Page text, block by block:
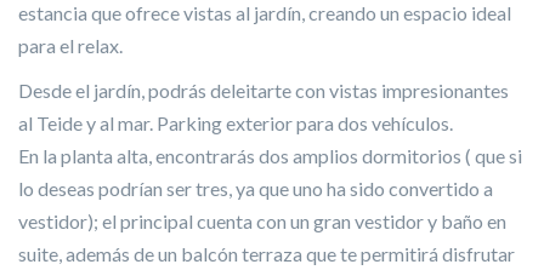
estancia que ofrece vistas al jardín, creando un espacio ideal
para el relax.
Desde el jardín, podrás deleitarte con vistas impresionantes
al Teide y al mar. Parking exterior para dos vehículos.
En la planta alta, encontrarás dos amplios dormitorios ( que si
lo deseas podrían ser tres, ya que uno ha sido convertido a
vestidor); el principal cuenta con un gran vestidor y baño en
suite, además de un balcón terraza que te permitirá disfrutar